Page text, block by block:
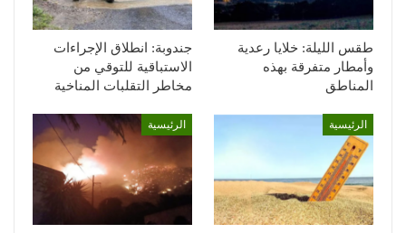
طقس الليلة: خلايا رعدية
وأمطار متفرقة بهذه
المناطق
جندوبة: انطلاق الإجراءات
الاستباقية للتوقي من
مخاطر التقلبات المناخية
الرئيسية الرئيسية